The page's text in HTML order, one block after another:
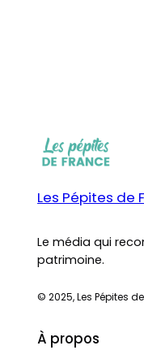
Les Pépites de
Le média qui
patrimoine.
© 2025, Les Pépites
À propos